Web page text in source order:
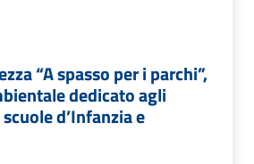
“A spasso per i parchi”,
dedicato agli
d’Infanzia e